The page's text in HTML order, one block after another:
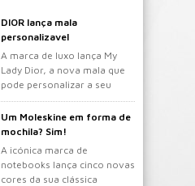
DIOR lança mala
personalizavel
A marca de luxo lança My
Lady Dior, a nova mala que
pode personalizar a seu
gosto.
Um Moleskine em forma de
mochila? Sim!
A icónica marca de
notebooks lança cinco novas
cores da sua clássica